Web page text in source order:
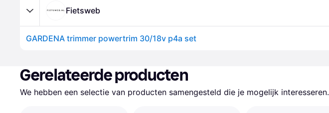
Fietsweb
GARDENA trimmer powertrim 30/18v p4a set
Gerelateerde producten
We hebben een selectie van producten samengesteld die je mogelijk interesseren.